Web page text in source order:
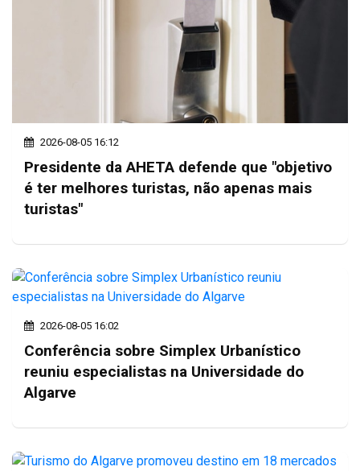
2026-08-05 16:12
Presidente da AHETA defende que "objetivo
é ter melhores turistas, não apenas mais
turistas"
2026-08-05 16:02
Conferência sobre Simplex Urbanístico
reuniu especialistas na Universidade do
Algarve